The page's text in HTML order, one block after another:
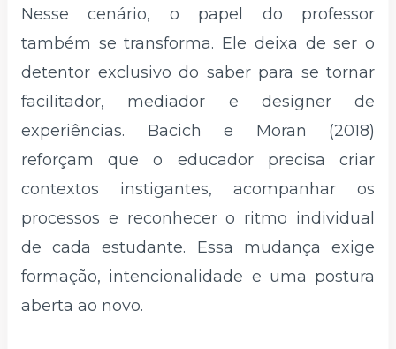
Nesse cenário, o papel do professor
também se transforma. Ele deixa de ser o
detentor exclusivo do saber para se tornar
facilitador, mediador e designer de
experiências. Bacich e Moran (2018)
reforçam que o educador precisa criar
contextos instigantes, acompanhar os
processos e reconhecer o ritmo individual
de cada estudante. Essa mudança exige
formação, intencionalidade e uma postura
aberta ao novo.